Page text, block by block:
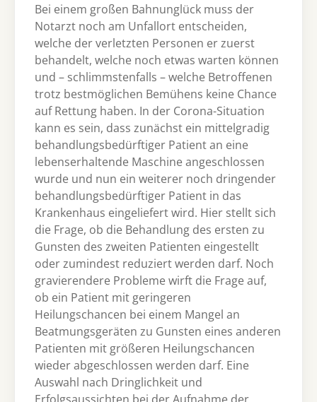
Bei einem großen Bahnunglück muss der
Notarzt noch am Unfallort entscheiden,
welche der verletzten Personen er zuerst
behandelt, welche noch etwas warten können
und – schlimmstenfalls – welche Betroffenen
trotz bestmöglichen Bemühens keine Chance
auf Rettung haben. In der Corona-Situation
kann es sein, dass zunächst ein mittelgradig
behandlungsbedürftiger Patient an eine
lebenserhaltende Maschine angeschlossen
wurde und nun ein weiterer noch dringender
behandlungsbedürftiger Patient in das
Krankenhaus eingeliefert wird. Hier stellt sich
die Frage, ob die Behandlung des ersten zu
Gunsten des zweiten Patienten eingestellt
oder zumindest reduziert werden darf. Noch
gravierendere Probleme wirft die Frage auf,
ob ein Patient mit geringeren
Heilungschancen bei einem Mangel an
Beatmungsgeräten zu Gunsten eines anderen
Patienten mit größeren Heilungschancen
wieder abgeschlossen werden darf. Eine
Auswahl nach Dringlichkeit und